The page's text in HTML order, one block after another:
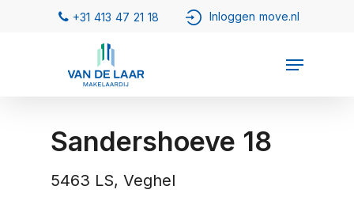
Sandershoeve 18
5463 LS, Veghel